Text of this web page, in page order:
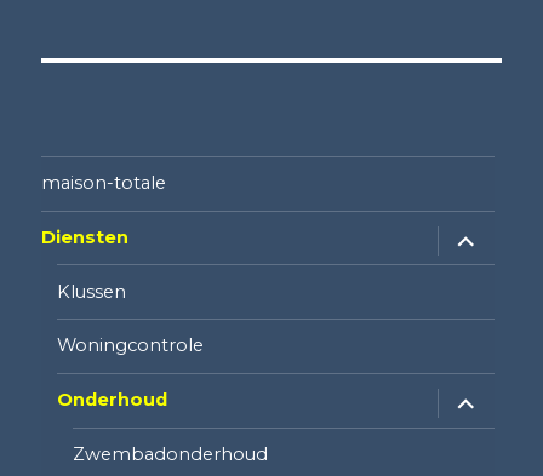
maison-totale
Diensten
vouw
sub-
menu
Klussen
Woningcontrole
Onderhoud
vouw
sub-
menu
Zwembadonderhoud